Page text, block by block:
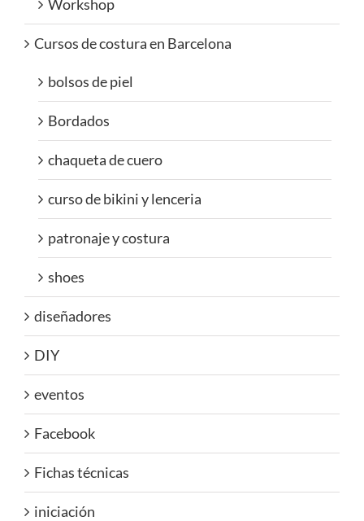
Workshop
Cursos de costura en Barcelona
bolsos de piel
Bordados
chaqueta de cuero
curso de bikini y lenceria
patronaje y costura
shoes
diseñadores
DIY
eventos
Facebook
Fichas técnicas
iniciación